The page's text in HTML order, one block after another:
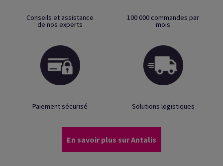
Conseils et assistance
de nos experts
100 000 commandes par
mois
Paiement sécurisé Solutions logistiques
En savoir plus sur Antalis